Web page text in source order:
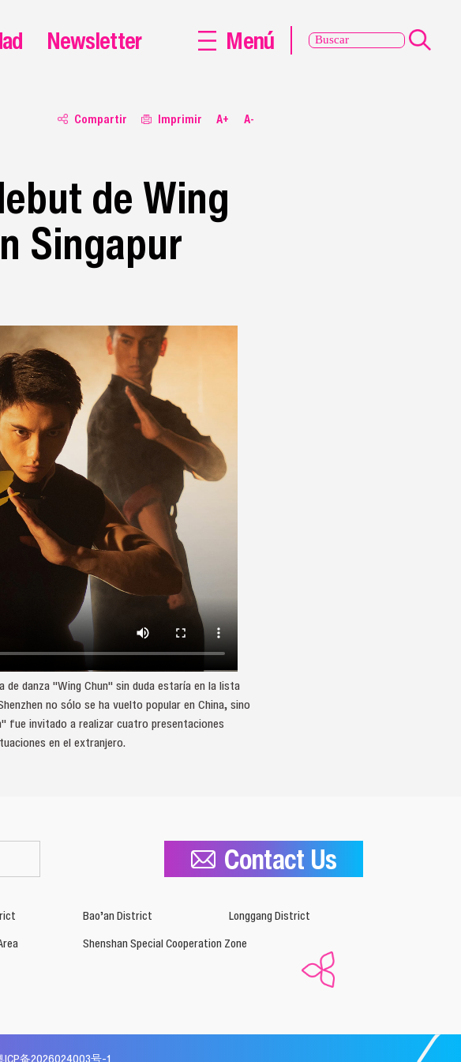
Compartir Imprimir A+ A-
de Wing
Singapur
danza "Wing Chun" sin duda estaría en la lista
no sólo se ha vuelto popular en China, sino
fue invitado a realizar cuatro presentaciones
en el extranjero.
Newsletter Menú
Contact Us
Bao’an District
Longgang District
Shenshan Special Cooperation Zone